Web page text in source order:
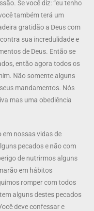
Se você diz: “eu tenho
também terá um
gratidão a Deus com
sua incredulidade e
de Deus. Então se
então agora todos os
Não somente alguns
mandamentos. Nós
mas uma obediência
em nossas vidas de
pecados e não com
de nutrirmos alguns
em hábitos
romper com todos
alguns destes pecados
deve confessar e